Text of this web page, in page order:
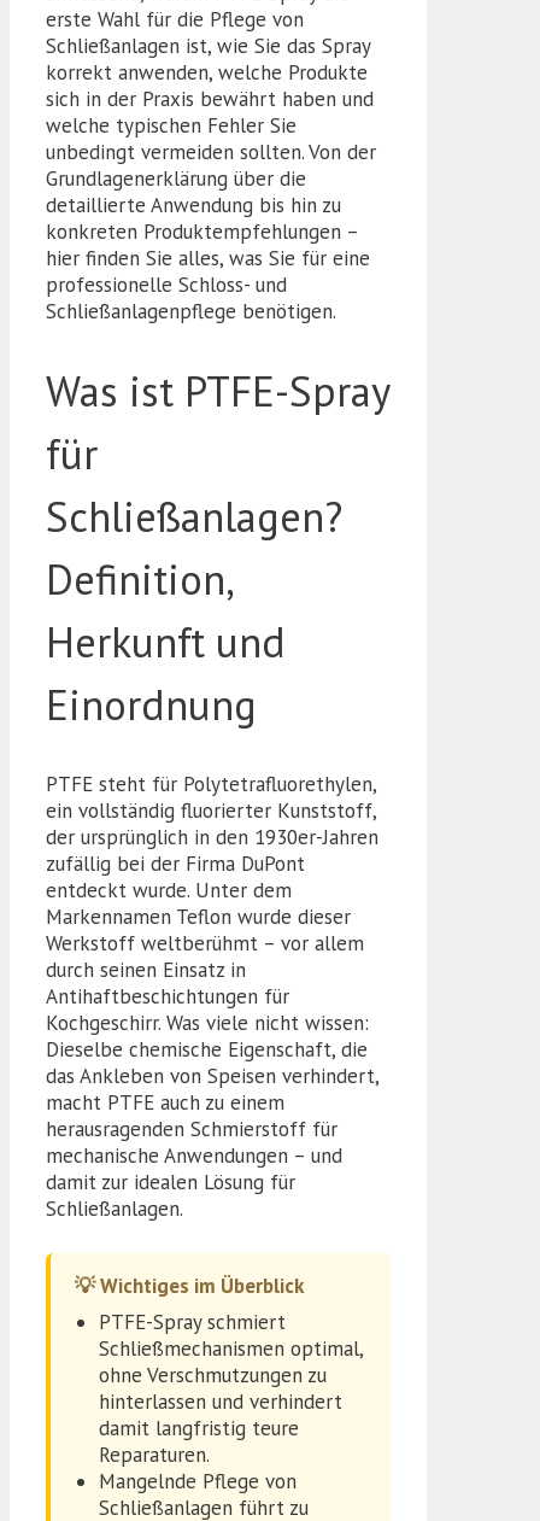
erste Wahl für die Pflege von
Schließanlagen ist, wie Sie das Spray
korrekt anwenden, welche Produkte
sich in der Praxis bewährt haben und
welche typischen Fehler Sie
unbedingt vermeiden sollten. Von der
Grundlagenerklärung über die
detaillierte Anwendung bis hin zu
konkreten Produktempfehlungen –
hier finden Sie alles, was Sie für eine
professionelle Schloss- und
Schließanlagenpflege benötigen.
Was ist PTFE-Spray
für
Schließanlagen?
Definition,
Herkunft und
Einordnung
PTFE steht für Polytetrafluorethylen,
ein vollständig fluorierter Kunststoff,
der ursprünglich in den 1930er-Jahren
zufällig bei der Firma DuPont
entdeckt wurde. Unter dem
Markennamen Teflon wurde dieser
Werkstoff weltberühmt – vor allem
durch seinen Einsatz in
Antihaftbeschichtungen für
Kochgeschirr. Was viele nicht wissen:
Dieselbe chemische Eigenschaft, die
das Ankleben von Speisen verhindert,
macht PTFE auch zu einem
herausragenden Schmierstoff für
mechanische Anwendungen – und
damit zur idealen Lösung für
Schließanlagen.
💡 Wichtiges im Überblick
PTFE-Spray schmiert
Schließmechanismen optimal,
ohne Verschmutzungen zu
hinterlassen und verhindert
damit langfristig teure
Reparaturen.
Mangelnde Pflege von
Schließanlagen führt zu